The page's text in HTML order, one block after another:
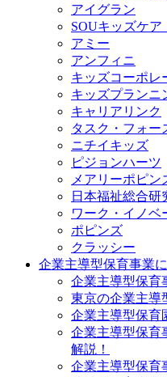
アイグラン
SOUキッズケア
アミー
アンフィニ
キッズコーポレ
キッズプランニ
キャリアリンク
タスク・フォー
ニチイキッズ
ピジョンハーツ
メアリーポピン
日本福祉総合研
ワーク・イノベ
ポピンズ
クラッシー
企業主導型保育事業
企業主導型保育
東京の企業主導
企業主導型保育
企業主導型保育
解説！
企業主導型保育